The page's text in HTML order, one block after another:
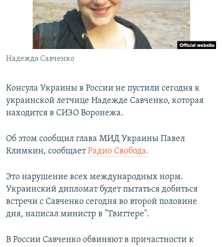
ПОБЕДИТЕЛЕЙ НЕ СУДЯТ?
КРЫМ.НЕПОКОРЕННЫЙ
ELIFBE
УКРАИНСКАЯ ПРОБЛЕМА КРЫМА
ПРИСОЕДИНЯЙТЕСЬ!
Надежда Савченко
Консула Украины в России не пустили сегодня к
украинской летчице Надежде Савченко, которая
находится в СИЗО Воронежа.
Об этом сообщил глава МИД Украины Павел
Климкин, сообщаетРадио Свобода.
Это нарушение всех международных норм.
Украинский дипломат будет пытаться добиться
встречи с Савченко сегодня во второй половине
дня, написал министр в "Твиттере".
В России Савченко обвиняют в причастности к